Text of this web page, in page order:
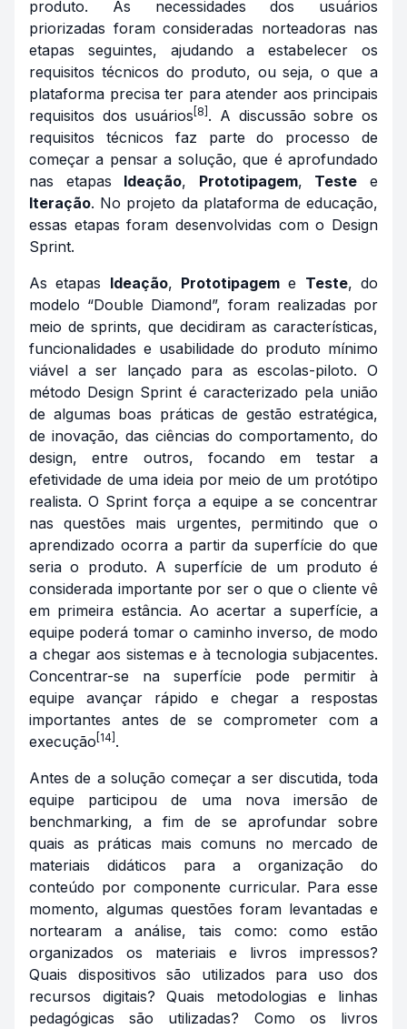
produto. As necessidades dos usuários
priorizadas foram consideradas norteadoras nas
etapas seguintes, ajudando a estabelecer os
requisitos técnicos do produto, ou seja, o que a
plataforma precisa ter para atender aos principais
requisitos dos usuários [8] . A discussão sobre os
requisitos técnicos faz parte do processo de
começar a pensar a solução, que é aprofundado
nas etapas Ideação, Prototipagem, Teste e
Iteração. No projeto da plataforma de educação,
essas etapas foram desenvolvidas com o Design
Sprint.
As etapas Ideação, Prototipagem e Teste, do
modelo “Double Diamond”, foram realizadas por
meio de sprints, que decidiram as características,
funcionalidades e usabilidade do produto mínimo
viável a ser lançado para as escolas-piloto. O
método Design Sprint é caracterizado pela união
de algumas boas práticas de gestão estratégica,
de inovação, das ciências do comportamento, do
design, entre outros, focando em testar a
efetividade de uma ideia por meio de um protótipo
realista. O Sprint força a equipe a se concentrar
nas questões mais urgentes, permitindo que o
aprendizado ocorra a partir da superfície do que
seria o produto. A superfície de um produto é
considerada importante por ser o que o cliente vê
em primeira estância. Ao acertar a superfície, a
equipe poderá tomar o caminho inverso, de modo
a chegar aos sistemas e à tecnologia subjacentes.
Concentrar-se na superfície pode permitir à
equipe avançar rápido e chegar a respostas
importantes antes de se comprometer com a
execução [14] .
Antes de a solução começar a ser discutida, toda
equipe participou de uma nova imersão de
benchmarking, a fim de se aprofundar sobre
quais as práticas mais comuns no mercado de
materiais didáticos para a organização do
conteúdo por componente curricular. Para esse
momento, algumas questões foram levantadas e
nortearam a análise, tais como: como estão
organizados os materiais e livros impressos?
Quais dispositivos são utilizados para uso dos
recursos digitais? Quais metodologias e linhas
pedagógicas são utilizadas? Como os livros